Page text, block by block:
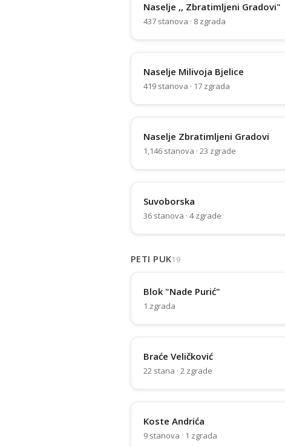
Naselje ,, Zbratimljeni Gradovi"
437 stanova · 8 zgrada
Naselje Milivoja Bjelice
419 stanova · 17 zgrada
Naselje Zbratimljeni Gradovi
1,146 stanova · 23 zgrade
Suvoborska
36 stanova · 4 zgrade
PETI PUK19
Blok "Nade Purić"
1 zgrada
Braće Veličković
22 stana · 2 zgrade
Koste Andrića
9 stanova · 1 zgrada